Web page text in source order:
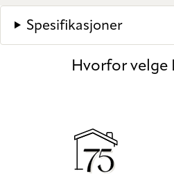
Spesifikasjoner
Hvorfor velge